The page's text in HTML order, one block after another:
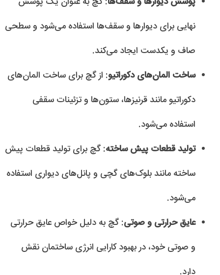
نهایی برای دیوارها و سقف‌ها استفاده می‌شود و سطحی
صاف و یکدست ایجاد می‌کند.
ساخت المان‌های دکوراتیو: از گچ برای ساخت المان‌های
دکوراتیو مانند قرنیزها، ستون‌ها و تزئینات سقفی
استفاده می‌شود.
تولید قطعات پیش ساخته: گچ برای تولید قطعات پیش
ساخته مانند بلوک‌های گچی و پانل‌های دیواری استفاده
می‌شود.
عایق حرارتی و صوتی: گچ به دلیل خواص عایق حرارتی
و صوتی خود، در بهبود کارایی انرژی ساختمان نقش
دارد.